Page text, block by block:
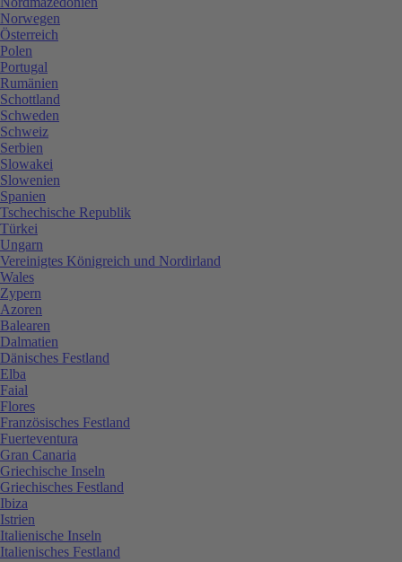
Norwegen
Österreich
Polen
Portugal
Rumänien
Schottland
Schweden
Schweiz
Serbien
Slowakei
Slowenien
Spanien
Tschechische Republik
Türkei
Ungarn
Vereinigtes Königreich und Nordirland
Wales
Zypern
Azoren
Balearen
Dalmatien
Dänisches Festland
Elba
Faial
Flores
Französisches Festland
Fuerteventura
Gran Canaria
Griechische Inseln
Griechisches Festland
Ibiza
Istrien
Italienische Inseln
Italienisches Festland